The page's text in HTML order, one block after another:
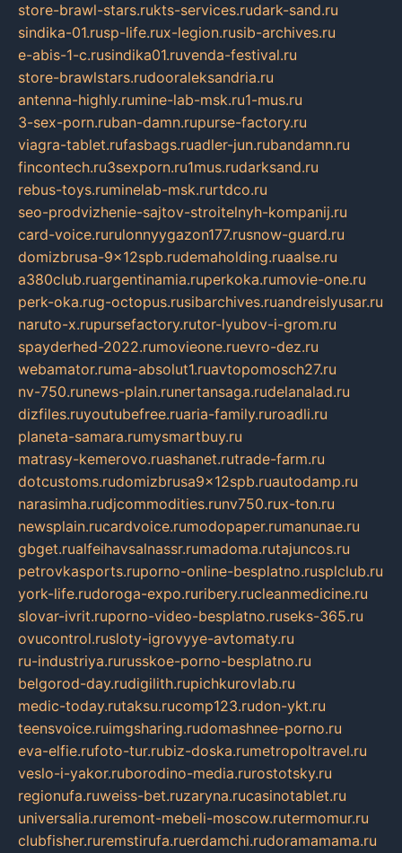
store-brawl-stars.rukts-services.rudark-sand.ru
sindika-01.rusp-life.rux-legion.rusib-archives.ru
e-abis-1-c.rusindika01.ruvenda-festival.ru
store-brawlstars.rudooraleksandria.ru
antenna-highly.rumine-lab-msk.ru1-mus.ru
3-sex-porn.ruban-damn.rupurse-factory.ru
viagra-tablet.rufasbags.ruadler-jun.rubandamn.ru
fincontech.ru3sexporn.ru1mus.rudarksand.ru
rebus-toys.ruminelab-msk.rurtdco.ru
seo-prodvizhenie-sajtov-stroitelnyh-kompanij.ru
card-voice.rurulonnyygazon177.rusnow-guard.ru
domizbrusa-9x12spb.rudemaholding.ruaalse.ru
a380club.ruargentinamia.ruperkoka.rumovie-one.ru
perk-oka.rug-octopus.rusibarchives.ruandreislyusar.ru
naruto-x.rupursefactory.rutor-lyubov-i-grom.ru
spayderhed-2022.rumovieone.ruevro-dez.ru
webamator.ruma-absolut1.ruavtopomosch27.ru
nv-750.runews-plain.runertansaga.rudelanalad.ru
dizfiles.ruyoutubefree.ruaria-family.ruroadli.ru
planeta-samara.rumysmartbuy.ru
matrasy-kemerovo.ruashanet.rutrade-farm.ru
dotcustoms.rudomizbrusa9x12spb.ruautodamp.ru
narasimha.rudjcommodities.runv750.rux-ton.ru
newsplain.rucardvoice.rumodopaper.rumanunae.ru
gbget.rualfeihavsalnassr.rumadoma.rutajuncos.ru
petrovkasports.ruporno-online-besplatno.rusplclub.ru
york-life.rudoroga-expo.ruribery.rucleanmedicine.ru
slovar-ivrit.ruporno-video-besplatno.ruseks-365.ru
ovucontrol.rusloty-igrovyye-avtomaty.ru
ru-industriya.rurusskoe-porno-besplatno.ru
belgorod-day.rudigilith.rupichkurovlab.ru
medic-today.rutaksu.rucomp123.rudon-ykt.ru
teensvoice.ruimgsharing.rudomashnee-porno.ru
eva-elfie.rufoto-tur.rubiz-doska.rumetropoltravel.ru
veslo-i-yakor.ruborodino-media.rurostotsky.ru
regionufa.ruweiss-bet.ruzaryna.rucasinotablet.ru
universalia.ruremont-mebeli-moscow.rutermomur.ru
clubfisher.ruremstirufa.ruerdamchi.rudoramamama.ru